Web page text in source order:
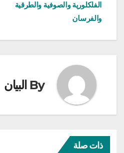
الفلكلورية والصوفية والطرقية
والفرسان
By البيان
ذات صلة